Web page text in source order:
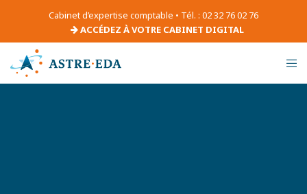
Cabinet d’expertise comptable • Tél. : 02 32 76 02 76
ACCÉDEZ À VOTRE CABINET DIGITAL